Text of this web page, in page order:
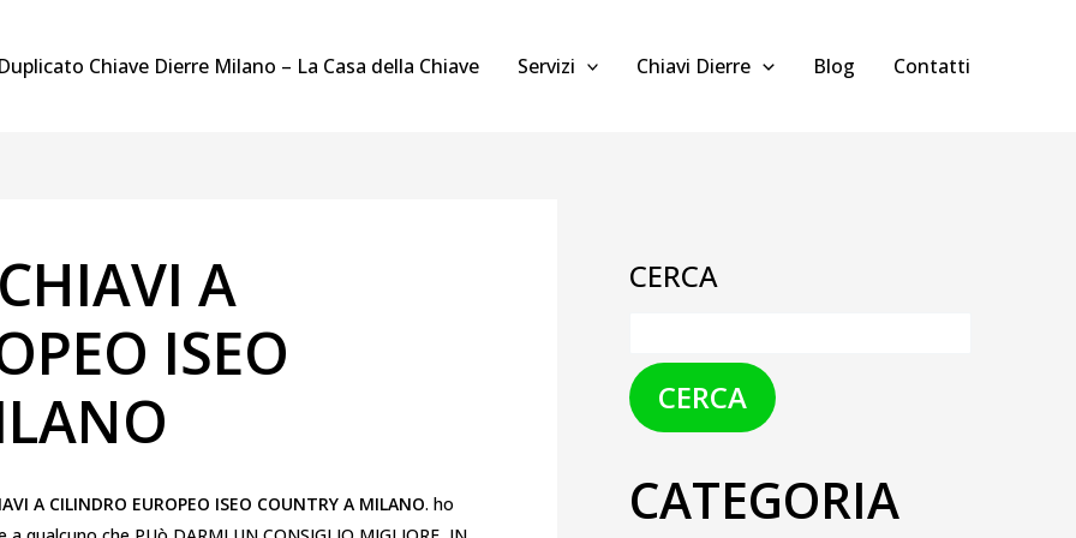
Duplicato Chiave Dierre Milano – La Casa della Chiave Servizi Chiavi Dierre Blog Contatti
A
ISEO
A CILINDRO EUROPEO ISEO COUNTRY A MILANO. ho
CERCA
CERCA
CATEGORIA